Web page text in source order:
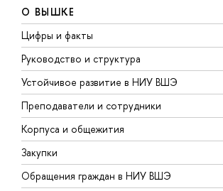
О ВЫШКЕ
Цифры и факты
Руководство и структура
Устойчивое развитие в НИУ ВШЭ
Преподаватели и сотрудники
Корпуса и общежития
Закупки
Обращения граждан в НИУ ВШЭ